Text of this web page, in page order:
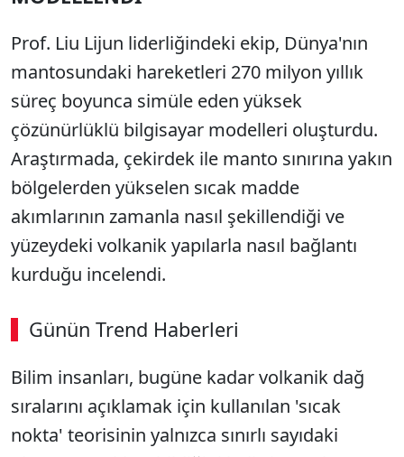
Prof. Liu Lijun liderliğindeki ekip, Dünya'nın
mantosundaki hareketleri 270 milyon yıllık
süreç boyunca simüle eden yüksek
çözünürlüklü bilgisayar modelleri oluşturdu.
Araştırmada, çekirdek ile manto sınırına yakın
bölgelerden yükselen sıcak madde
akımlarının zamanla nasıl şekillendiği ve
yüzeydeki volkanik yapılarla nasıl bağlantı
kurduğu incelendi.
Günün Trend Haberleri
Bilim insanları, bugüne kadar volkanik dağ
sıralarını açıklamak için kullanılan 'sıcak
nokta' teorisinin yalnızca sınırlı sayıdaki